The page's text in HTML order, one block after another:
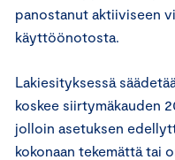
panostanut aktiiviseen
käyttöönotosta.
Lakiesityksessä
koskee siirtymäkauden
jolloin asetuksen
kokonaan tekemättä tai